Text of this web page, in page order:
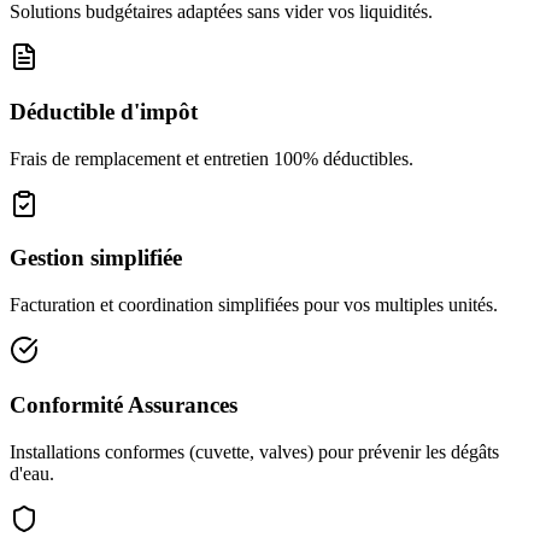
Solutions budgétaires adaptées sans vider vos liquidités.
Déductible d'impôt
Frais de remplacement et entretien 100% déductibles.
Gestion simplifiée
Facturation et coordination simplifiées pour vos multiples unités.
Conformité Assurances
Installations conformes (cuvette, valves) pour prévenir les dégâts
d'eau.